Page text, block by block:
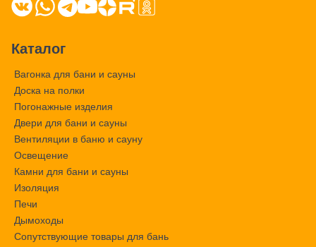
Каталог
Вагонка для бани и сауны
Доска на полки
Погонажные изделия
Двери для бани и сауны
Вентиляции в баню и сауну
Освещение
Камни для бани и сауны
Изоляция
Печи
Дымоходы
Сопутствующие товары для бань